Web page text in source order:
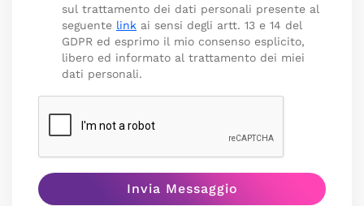
sul trattamento dei dati personali presente al
seguente link ai sensi degli artt. 13 e 14 del
GDPR ed esprimo il mio consenso esplicito,
libero ed informato al trattamento dei miei
dati personali.